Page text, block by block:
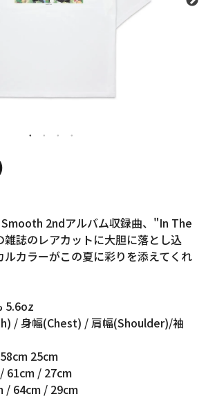
2ndアルバム収録曲、"In The
誌のレアカットに大胆に落とし込
ルカラーがこの夏に彩りを添えてくれ
5.6oz
/ 身幅(Chest) / 肩幅(Shoulder)/袖
25cm
61cm / 27cm
/ 64cm / 29cm